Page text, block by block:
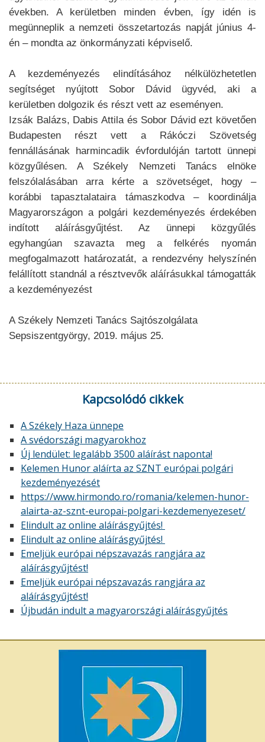
években. A kerületben minden évben, így idén is
megünneplik a nemzeti összetartozás napját június 4-
én – mondta az önkormányzati képviselő.
A kezdeményezés elindításához nélkülözhetetlen
segítséget nyújtott Sobor Dávid ügyvéd, aki a
kerületben dolgozik és részt vett az eseményen.
Izsák Balázs, Dabis Attila és Sobor Dávid ezt követően
Budapesten részt vett a Rákóczi Szövetség
fennállásának harmincadik évfordulóján tartott ünnepi
közgyűlésen. A Székely Nemzeti Tanács elnöke
felszólalásában arra kérte a szövetséget, hogy –
korábbi tapasztalataira támaszkodva – koordinálja
Magyarországon a polgári kezdeményezés érdekében
indított aláírásgyűjtést. Az ünnepi közgyűlés
egyhangúan szavazta meg a felkérés nyomán
megfogalmazott határozatát, a rendezvény helyszínén
felállított standnál a résztvevők aláírásukkal támogatták
a kezdeményezést
A Székely Nemzeti Tanács Sajtószolgálata
Sepsiszentgyörgy, 2019. május 25.
Kapcsolódó cikkek
A Székely Haza ünnepe
A svédországi magyarokhoz
Új lendület: legalább 3500 aláírást naponta!
Kelemen Hunor aláírta az SZNT európai polgári
kezdeményezését
https://www.hirmondo.ro/romania/kelemen-hunor-
alairta-az-sznt-europai-polgari-kezdemenyezeset/
Elindult az online aláírásgyűjtés!
Elindult az online aláírásgyűjtés!
Emeljük európai népszavazás rangjára az
aláírásgyűjtést!
Emeljük európai népszavazás rangjára az
aláírásgyűjtést!
Újbudán indult a magyarországi aláírásgyűjtés